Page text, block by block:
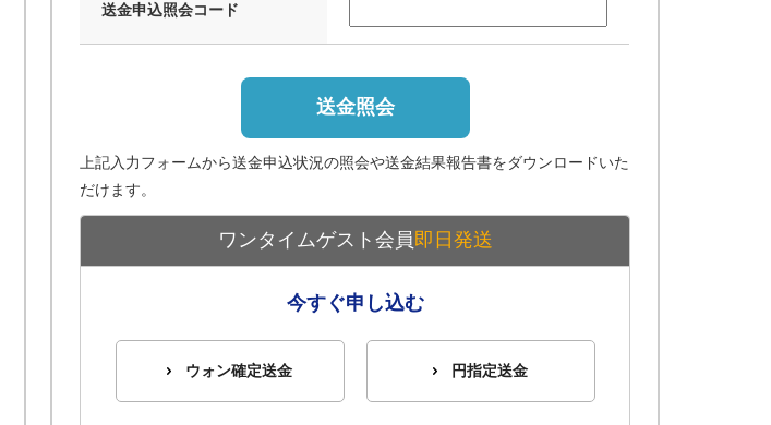
送金申込照会コード
送金照会
上記入力フォームから送金申込状況の照会や送金結果報告書をダウンロードいた
だけます。
ワンタイムゲスト会員即日発送
今すぐ申し込む
ウォン確定送金 円指定送金